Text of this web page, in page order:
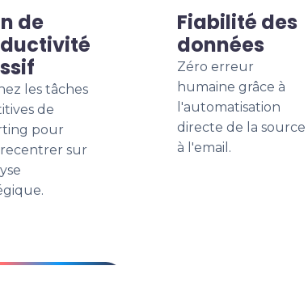
de
les tâches
de
pour
sur
Fiabilité des
données
Zéro erreur
humaine grâce à
l'automatisation
directe de la source
à l'email.